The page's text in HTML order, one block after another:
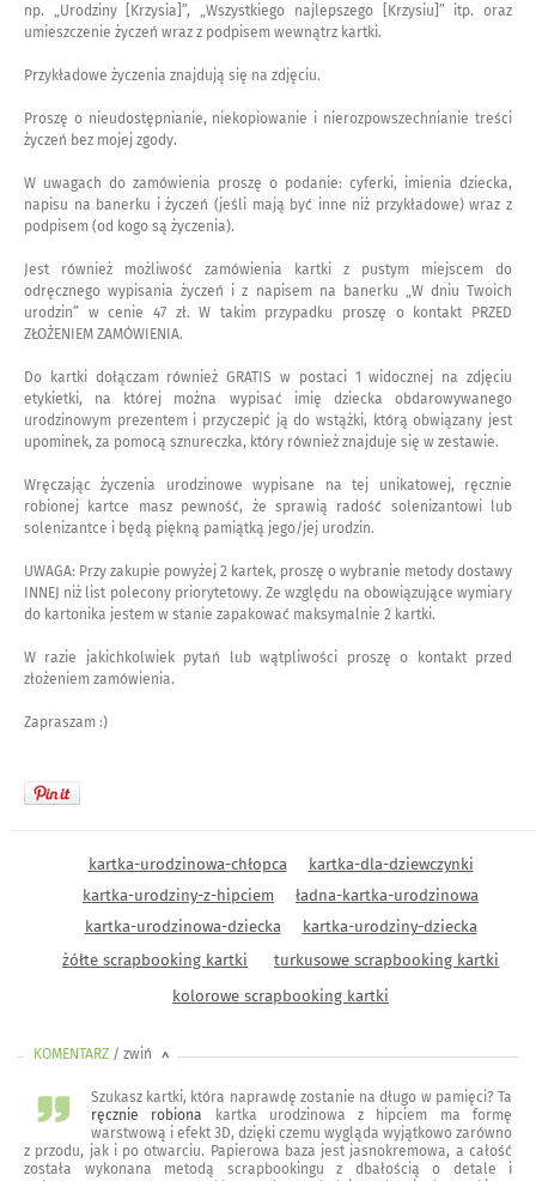
np. „Urodziny [Krzysia]”, „Wszystkiego najlepszego [Krzysiu]” itp. oraz
umieszczenie życzeń wraz z podpisem wewnątrz kartki.
Przykładowe życzenia znajdują się na zdjęciu.
Proszę o nieudostępnianie, niekopiowanie i nierozpowszechnianie treści
życzeń bez mojej zgody.
W uwagach do zamówienia proszę o podanie: cyferki, imienia dziecka,
napisu na banerku i życzeń (jeśli mają być inne niż przykładowe) wraz z
podpisem (od kogo są życzenia).
Jest również możliwość zamówienia kartki z pustym miejscem do
odręcznego wypisania życzeń i z napisem na banerku „W dniu Twoich
urodzin” w cenie 47 zł. W takim przypadku proszę o kontakt PRZED
ZŁOŻENIEM ZAMÓWIENIA.
Do kartki dołączam również GRATIS w postaci 1 widocznej na zdjęciu
etykietki, na której można wypisać imię dziecka obdarowywanego
urodzinowym prezentem i przyczepić ją do wstążki, którą obwiązany jest
upominek, za pomocą sznureczka, który również znajduje się w zestawie.
Wręczając życzenia urodzinowe wypisane na tej unikatowej, ręcznie
robionej kartce masz pewność, że sprawią radość solenizantowi lub
solenizantce i będą piękną pamiątką jego/jej urodzin.
UWAGA: Przy zakupie powyżej 2 kartek, proszę o wybranie metody dostawy
INNEJ niż list polecony priorytetowy. Ze względu na obowiązujące wymiary
do kartonika jestem w stanie zapakować maksymalnie 2 kartki.
W razie jakichkolwiek pytań lub wątpliwości proszę o kontakt przed
złożeniem zamówienia.
Zapraszam :)
kartka-urodzinowa-chłopca
kartka-dla-dziewczynki
kartka-urodziny-z-hipciem
ładna-kartka-urodzinowa
kartka-urodzinowa-dziecka
kartka-urodziny-dziecka
żółte scrapbooking kartki
turkusowe scrapbooking kartki
kolorowe scrapbooking kartki
KOMENTARZ / zwiń <
Szukasz kartki, która naprawdę zostanie na długo w pamięci? Ta
ręcznie robiona kartka urodzinowa z hipciem ma formę
warstwową i efekt 3D, dzięki czemu wygląda wyjątkowo zarówno
z przodu, jak i po otwarciu. Papierowa baza jest jasnokremowa, a całość
została wykonana metodą scrapbookingu z dbałością o detale i